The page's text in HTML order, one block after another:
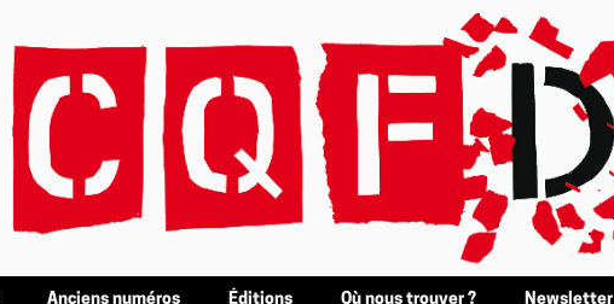
Anciens numéros Éditions Où nous trouver ? Newsletter